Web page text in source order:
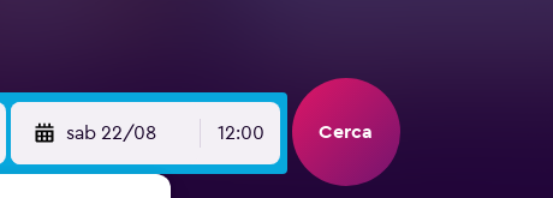
sab 22/08 12:00 Cerca